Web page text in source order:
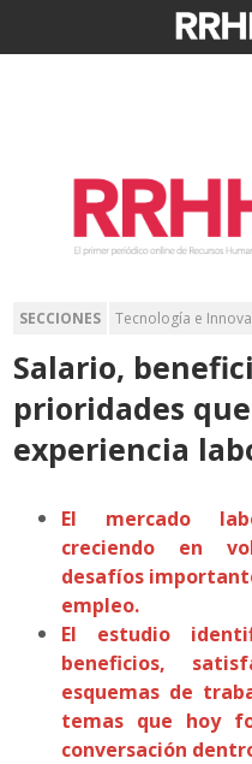
SECCIONES Tecnología e
Salario,
prioridades
experiencia
El mercado
creciendo en
desafíos
empleo.
El estudio
beneficios,
esquemas de
temas que hoy
conversación